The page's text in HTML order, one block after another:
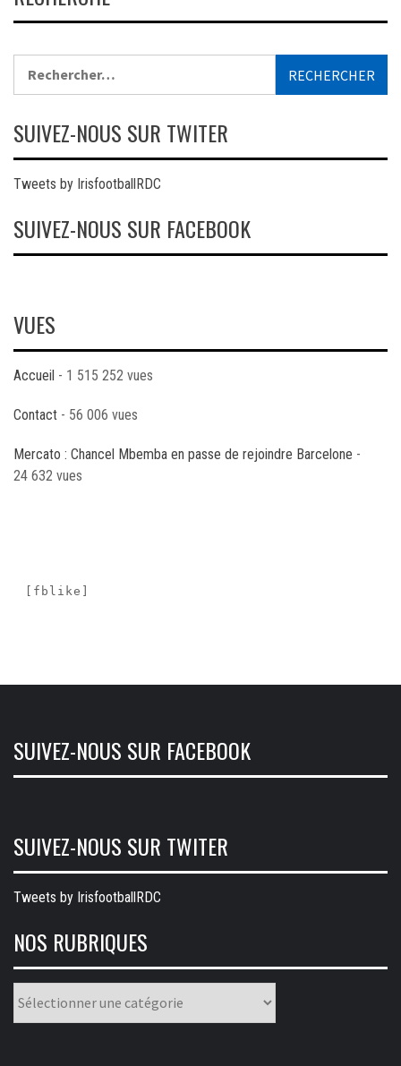
SUIVEZ-NOUS SUR TWITER
Tweets by IrisfootballRDC
SUIVEZ-NOUS SUR FACEBOOK
VUES
Accueil - 1 515 252 vues
Contact - 56 006 vues
Mercato : Chancel Mbemba en passe de rejoindre Barcelone -
24 632 vues
[fblike]
SUIVEZ-NOUS SUR FACEBOOK
SUIVEZ-NOUS SUR TWITER
Tweets by IrisfootballRDC
NOS RUBRIQUES
rubriques